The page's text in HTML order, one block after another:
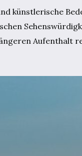
künstlerische
Aufenthalt